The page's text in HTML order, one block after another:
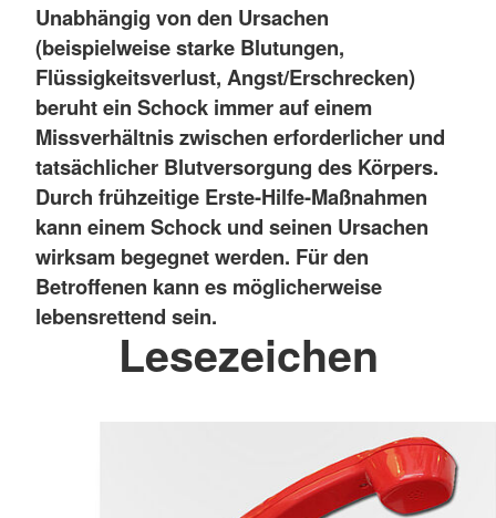
Unabhängig von den Ursachen
(beispielweise starke Blutungen,
Flüssigkeitsverlust, Angst/Erschrecken)
beruht ein Schock immer auf einem
Missverhältnis zwischen erforderlicher und
tatsächlicher Blutversorgung des Körpers.
Durch frühzeitige Erste-Hilfe-Maßnahmen
kann einem Schock und seinen Ursachen
wirksam begegnet werden. Für den
Betroffenen kann es möglicherweise
lebensrettend sein.
Lesezeichen